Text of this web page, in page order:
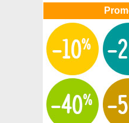
Bambou Pleioblastus
Bambou Pleioblastus
Bambou Pleioblastus
Bambou sacré
Bambou sacré nain 'Fire
Bambou Sasaella m.
Bambou Sasa kurilensis
Bambou Sasa palmata
Bambou Sasa tsuboiana
Bambou Sasa veitchii